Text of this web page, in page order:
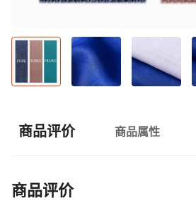
商品评价 商品属性
商品评价